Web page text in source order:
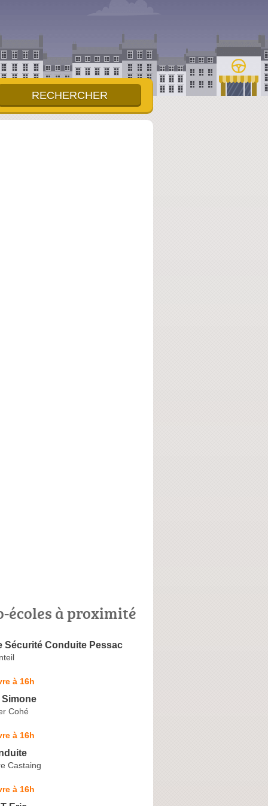
écoles à proximité
Sécurité Conduite Pessac
à 16h
Cohé
à 16h
Castaing
à 16h